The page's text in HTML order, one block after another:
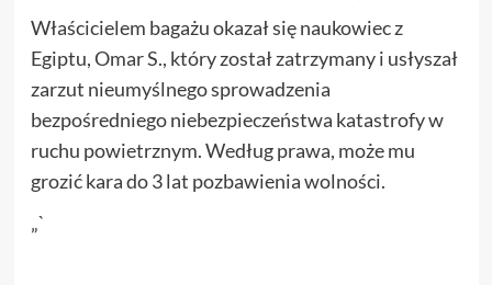
Właścicielem bagażu okazał się naukowiec z
Egiptu, Omar S., który został zatrzymany i usłyszał
zarzut nieumyślnego sprowadzenia
bezpośredniego niebezpieczeństwa katastrofy w
ruchu powietrznym. Według prawa, może mu
grozić kara do 3 lat pozbawienia wolności.
„`